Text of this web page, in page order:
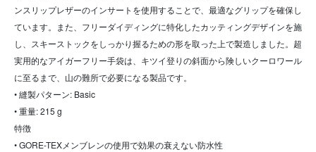
ンスリップレザーのインサートを使用することで、最適なグリップを確保し
ています。また、フリーダイディングに特化したカッティングデザインを施
し、スキーストックをしっかり握るための形を取った上で製造しました。超
実用的なアイガーフリー手袋は、キツイ登りの斜面から険しいクーロワール
に至るまで、山の難所で必要になる製品です。
• 縫製パターン: Basic
• 重量: 215 g
特徴
• GORE-TEXメンブレンの使用で効果の衰えない防水性